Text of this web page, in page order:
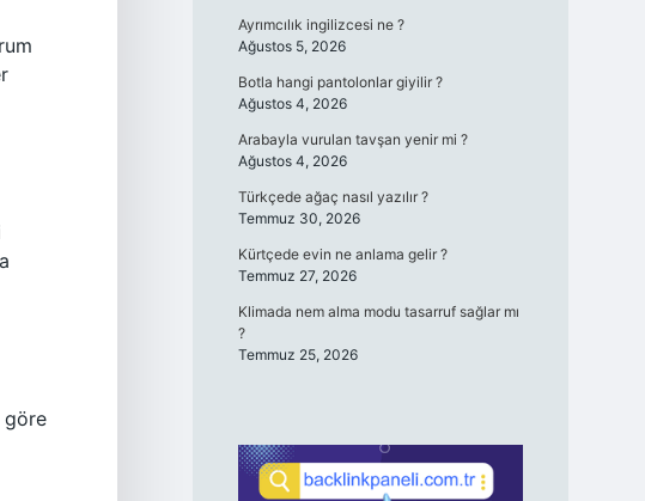
göre
Ayrımcılık ingilizcesi ne ?
Ağustos 5, 2026
Botla hangi pantolonlar giyilir ?
Ağustos 4, 2026
Arabayla vurulan tavşan yenir mi ?
Ağustos 4, 2026
Türkçede ağaç nasıl yazılır ?
Temmuz 30, 2026
Kürtçede evin ne anlama gelir ?
Temmuz 27, 2026
Klimada nem alma modu tasarruf sağlar mı
?
Temmuz 25, 2026